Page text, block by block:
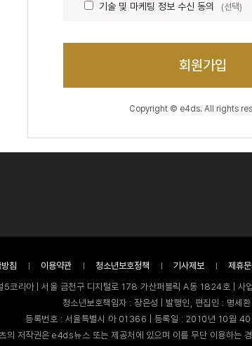
기술 및 마케팅 정보 수신 동의 (선택)
회원가입
Copyright © e4ds. All rights
침 이용약관 청소년보호정책 기사제보 제휴
5코리아 | 서울 금천구 디지털로 178 가산퍼블릭 A동 1824호 |
청소년보호책임자 : 장은성 | 발행인, 편집인 : 명
등록번호 : 서울특별시 아 01366 | 등록일 : 2010년 10월
의 저작권은 e4ds뉴스 또는 제공처에 있으며 이를 무단 이용하는